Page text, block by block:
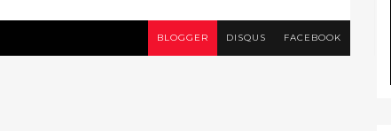
BLOGGER DISQUS FACEBOOK